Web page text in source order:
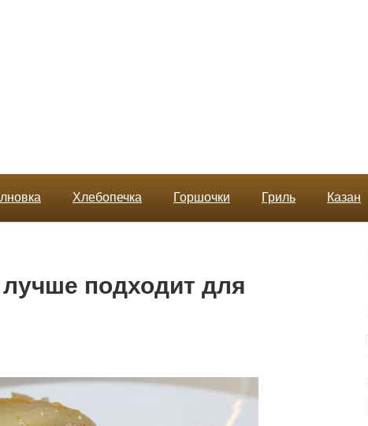
Хлебопечка Горшочки Гриль Казан
подходит для